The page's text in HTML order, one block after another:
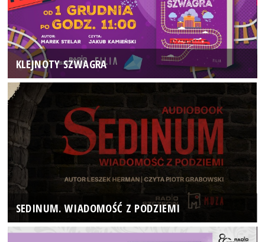
KLEJNOTY SZWAGRA
SEDINUM. WIADOMOŚĆ Z PODZIEMI